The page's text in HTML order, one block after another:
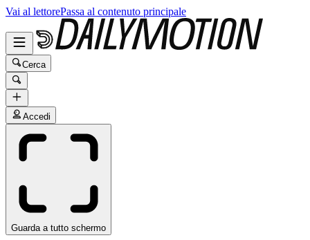
Vai al lettorePassa al contenuto principale
Cerca
Accedi
Guarda a tutto schermo